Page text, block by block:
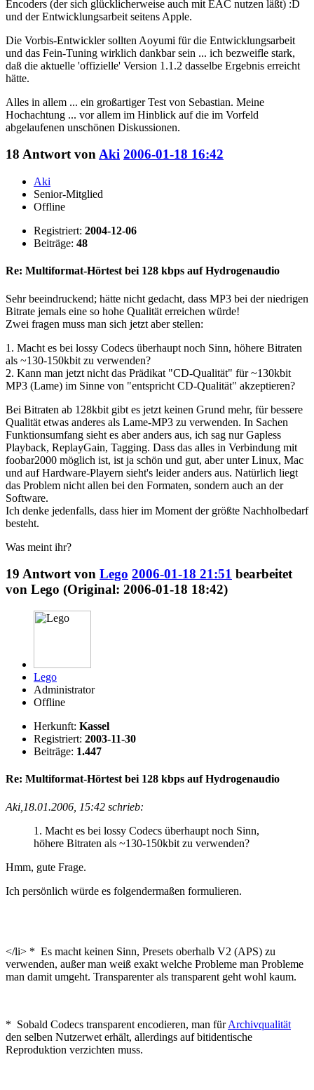
Encoders (der sich glücklicherweise auch mit EAC nutzen läßt) :D
und der Entwicklungsarbeit seitens Apple.
Die Vorbis-Entwickler sollten Aoyumi für die Entwicklungsarbeit
und das Fein-Tuning wirklich dankbar sein ... ich bezweifle stark,
daß die aktuelle 'offizielle' Version 1.1.2 dasselbe Ergebnis erreicht
hätte.
Alles in allem ... ein großartiger Test von Sebastian. Meine
Hochachtung ... vor allem im Hinblick auf die im Vorfeld
abgelaufenen unschönen Diskussionen.
18 Antwort vonAki 2006-01-18 16:42
Aki
Senior-Mitglied
Offline
Registriert: 2004-12-06
Beiträge: 48
Re: Multiformat-Hörtest bei 128 kbps auf Hydrogenaudio
Sehr beeindruckend; hätte nicht gedacht, dass MP3 bei der niedrigen
Bitrate jemals eine so hohe Qualität erreichen würde!
Zwei fragen muss man sich jetzt aber stellen:
1. Macht es bei lossy Codecs überhaupt noch Sinn, höhere Bitraten
als ~130-150kbit zu verwenden?
2. Kann man jetzt nicht das Prädikat "CD-Qualität" für ~130kbit
MP3 (Lame) im Sinne von "entspricht CD-Qualität" akzeptieren?
Bei Bitraten ab 128kbit gibt es jetzt keinen Grund mehr, für bessere
Qualität etwas anderes als Lame-MP3 zu verwenden. In Sachen
Funktionsumfang sieht es aber anders aus, ich sag nur Gapless
Playback, ReplayGain, Tagging. Dass das alles in Verbindung mit
foobar2000 möglich ist, ist ja schön und gut, aber unter Linux, Mac
und auf Hardware-Playern sieht's leider anders aus. Natürlich liegt
das Problem nicht allen bei den Formaten, sondern auch an der
Software.
Ich denke jedenfalls, dass hier im Moment der größte Nachholbedarf
besteht.
Was meint ihr?
19 Antwort von Lego 2006-01-18 21:51 bearbeitet
von Lego (Original: 2006-01-18 18:42)
Lego
Administrator
Offline
Herkunft: Kassel
Registriert: 2003-11-30
Beiträge: 1.447
Re: Multiformat-Hörtest bei 128 kbps auf Hydrogenaudio
Aki,18.01.2006, 15:42 schrieb:
1. Macht es bei lossy Codecs überhaupt noch Sinn,
höhere Bitraten als ~130-150kbit zu verwenden?
Hmm, gute Frage.
Ich persönlich würde es folgendermaßen formulieren.
</li> * Es macht keinen Sinn, Presets oberhalb V2 (APS) zu
verwenden, außer man weiß exakt welche Probleme man Probleme
man damit umgeht. Transparenter als transparent geht wohl kaum.
* Sobald Codecs transparent encodieren, man fürArchivqualität
den selben Nutzerwet erhält, allerdings auf bitidentische
Reproduktion verzichten muss.